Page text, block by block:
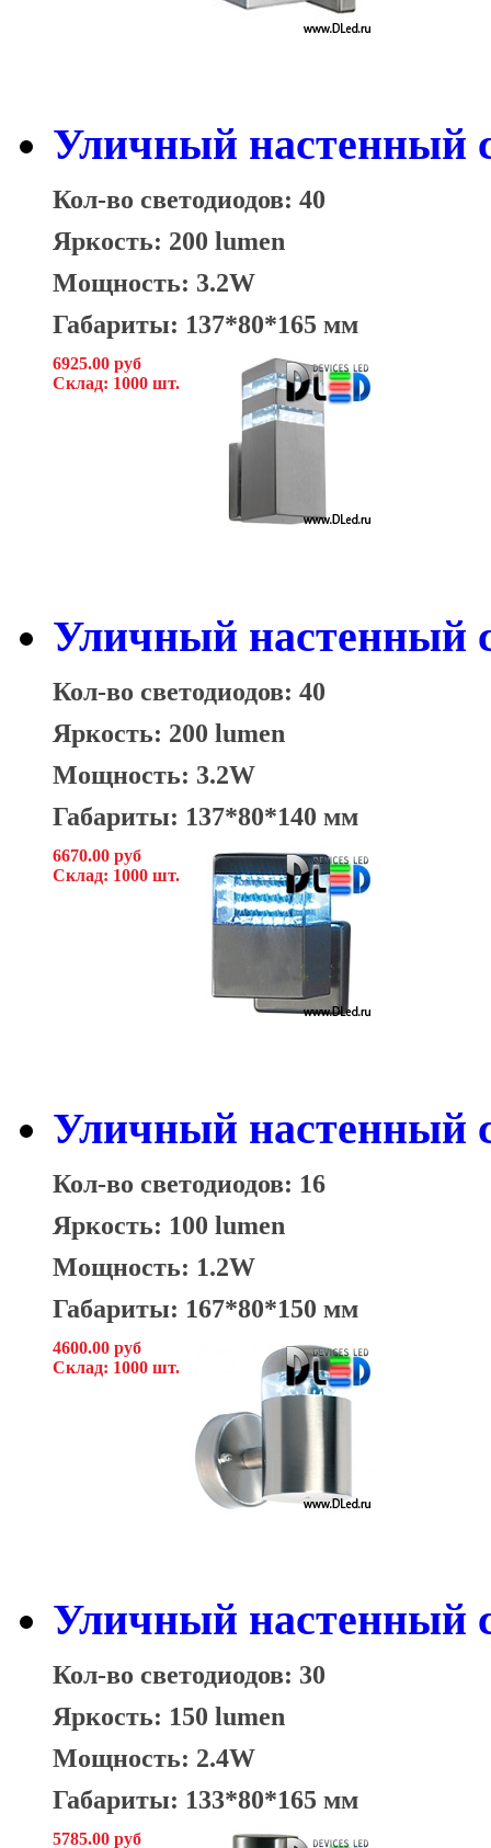
Уличный настенный
Кол-во светодиодов: 40
Яркость: 200 lumen
Мощность: 3.2W
Габариты: 137*80*165 мм
6925.00 руб
Склад: 1000 шт.
Уличный настенный
Кол-во светодиодов: 40
Яркость: 200 lumen
Мощность: 3.2W
Габариты: 137*80*140 мм
6670.00 руб
Склад: 1000 шт.
Уличный настенный
Кол-во светодиодов: 16
Яркость: 100 lumen
Мощность: 1.2W
Габариты: 167*80*150 мм
4600.00 руб
Склад: 1000 шт.
Уличный настенный
Кол-во светодиодов: 30
Яркость: 150 lumen
Мощность: 2.4W
Габариты: 133*80*165 мм
5785.00 руб